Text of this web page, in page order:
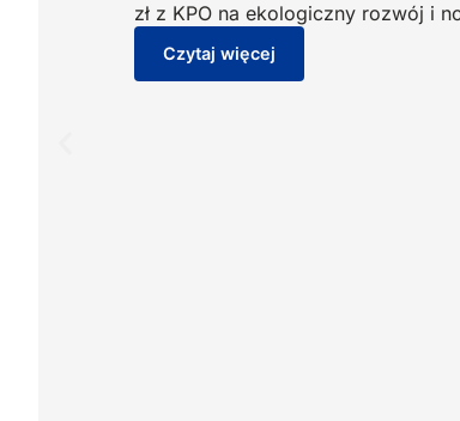
zł z KPO na ekologiczny rozwój i
Czytaj więcej